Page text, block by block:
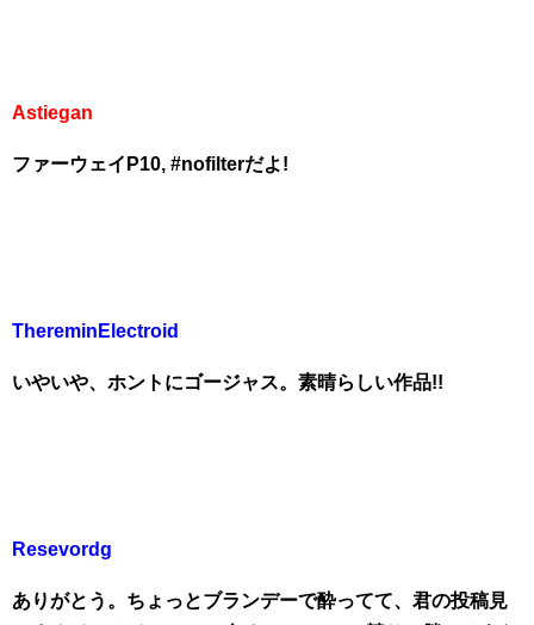
Astiegan
ファーウェイP10, #nofilterだよ!
ThereminElectroid
いやいや、ホントにゴージャス。素晴らしい作品!!
Resevordg
ありがとう。ちょっとブランデーで酔ってて、君の投稿見